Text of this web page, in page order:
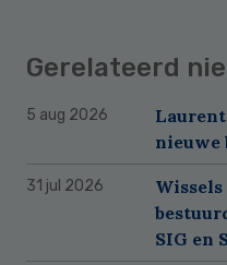
Gerelateerd
5 aug 2026
nieuwe
31 jul 2026
SIG en